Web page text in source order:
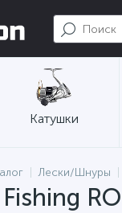
Катушки
Лески/Шнуры